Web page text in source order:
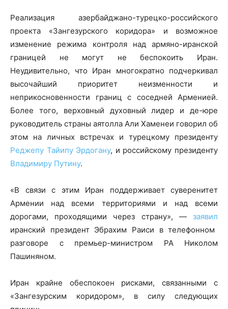
Реализация азербайджано-турецко-российского
проекта «Зангезурского коридора» и возможное
изменение режима контроля над армяно-иранской
границей не могут не беспокоить Иран.
Неудивительно, что Иран многократно подчеркивал
высочайший приоритет неизменности и
неприкосновенности границ с соседней Арменией.
Более того, верховный духовный лидер и де-юре
руководитель страны аятолла Али Хаменеи говорил об
этом на личных встречах и турецкому президенту
Реджепу Тайипу Эрдогану, и российскому президенту
Владимиру Путину.
«В связи с этим Иран поддерживает суверенитет
Армении над всеми территориями и над всеми
дорогами, проходящими через страну», — заявил
иранский президент Эбрахим Раиси в телефонном
разговоре с премьер-министром РА Николом
Пашиняном.
Иран крайне обеспокоен рисками, связанными с
«Зангезурским коридором», в силу следующих